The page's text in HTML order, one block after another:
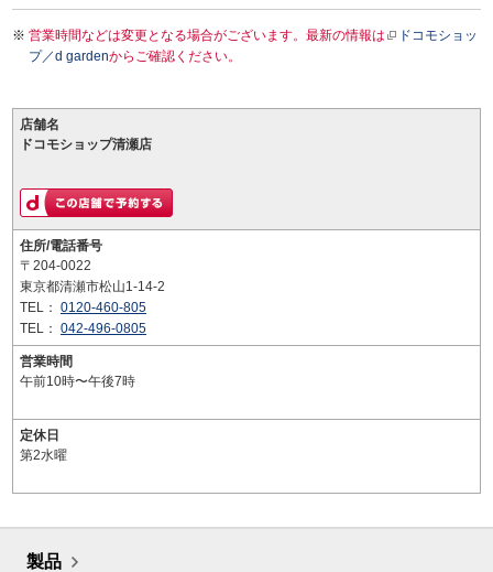
営業時間などは変更となる場合がございます。最新の情報は
ドコモショッ
プ／d gardenからご確認ください。
店舗名
ドコモショップ清瀬店
住所/電話番号
〒204-0022
東京都清瀬市松山1-14-2
TEL： 0120-460-805
TEL： 042-496-0805
営業時間
午前10時〜午後7時
定休日
第2水曜
製品